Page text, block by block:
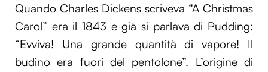
Quando Charles Dickens scriveva “A Christmas
Carol” era il 1843 e già si parlava di Pudding:
“Evviva! Una grande quantità di vapore! Il
budino era fuori del pentolone”. L’origine di